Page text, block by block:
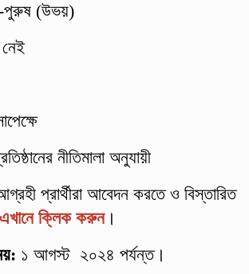
পুরুষ (উভয়)
নীতিমালা অনুযায়ী
প্রার্থীরা আবেদন করতে ও বিস্তারিত
এখানে ক্লিক করুন।
১ আগস্ট ২০২৪ পর্যন্ত।